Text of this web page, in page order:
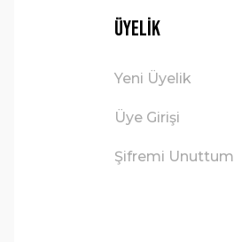
Üyelik
Yeni Üyelik
Üye Girişi
Şifremi Unuttum